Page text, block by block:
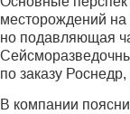
месторождений
но подавляющая
по заказу
В компании